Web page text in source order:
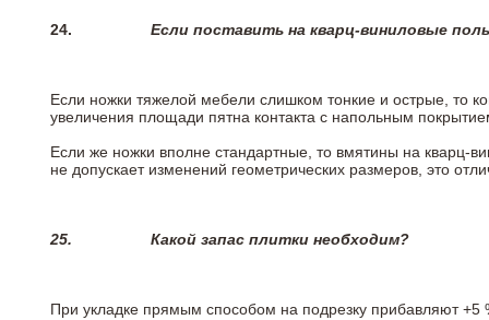
24. Если поставить на кварц-виниловые
Если ножки тяжелой мебели слишком тонкие и острые, то
увеличения площади пятна контакта с напольным
Если же ножки вполне стандартные, то вмятины на кварц-
не допускает изменений геометрических размеров, это
25. Какой запас плитки необходим?
При укладке прямым способом на подрезку прибавляют +5